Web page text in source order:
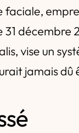
faciale,
31
vise un
jamais dû